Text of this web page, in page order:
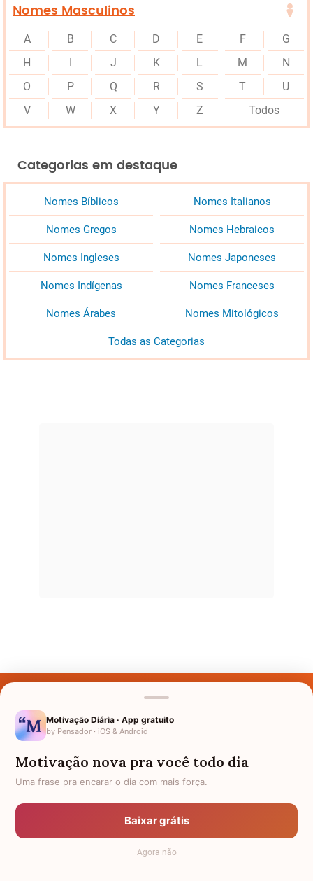
Nomes Masculinos
A B C D E F
G
H
J K L M
N
O
P Q R S T
U
V
W X Y Z Todos
Categorias em destaque
Nomes Bíblicos Nomes Italianos
Nomes Gregos Nomes Hebraicos
Nomes Ingleses Nomes Japoneses
Nomes Indígenas Nomes Franceses
Nomes Árabes Nomes Mitológicos
Todas as Categorias
Nomes pelo Mundo
Política de Privacidade
Anuncie
Termos de Uso
Motivação Diária · App gratuito
by Pensador · iOS & Android
Motivação nova pra você todo dia
Uma frase pra encarar o dia com mais força.
Baixar grátis
Agora não